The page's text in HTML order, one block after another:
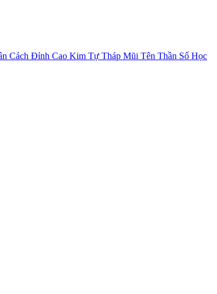
Cách Đỉnh Cao Kim Tự Tháp Mũi Tên Thần Số Học